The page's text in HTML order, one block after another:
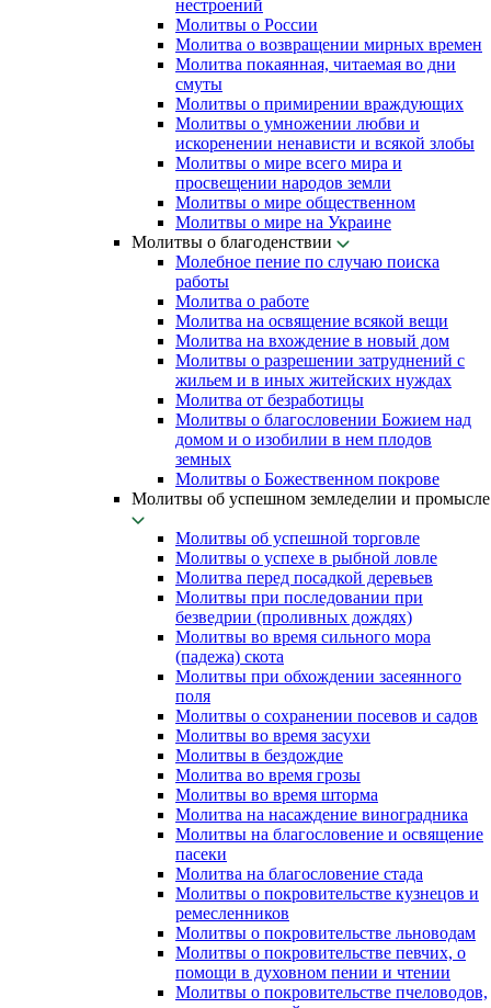
нестроений
Молитвы о России
Молитва о возвращении мирных времен
Молитва покаянная, читаемая во дни
смуты
Молитвы о примирении враждующих
Молитвы о умножении любви и
искоренении ненависти и всякой злобы
Молитвы о мире всего мира и
просвещении народов земли
Молитвы о мире общественном
Молитвы о мире на Украине
Молитвы о благоденствии
Молебное пение по случаю поиска
работы
Молитва о работе
Молитва на освящение всякой вещи
Молитва на вхождение в новый дом
Молитвы о разрешении затруднений с
жильем и в иных житейских нуждах
Молитва от безработицы
Молитвы о благословении Божием над
домом и о изобилии в нем плодов
земных
Молитвы о Божественном покрове
Молитвы об успешном земледелии и промысле
Молитвы об успешной торговле
Молитвы о успехе в рыбной ловле
Молитва перед посадкой деревьев
Молитвы при последовании при
безведрии (проливных дождях)
Молитвы во время сильного мора
(падежа) скота
Молитвы при обхождении засеянного
поля
Молитвы о сохранении посевов и садов
Молитвы во время засухи
Молитвы в бездождие
Молитва во время грозы
Молитвы во время шторма
Молитва на насаждение виноградника
Молитвы на благословение и освящение
пасеки
Молитва на благословение стада
Молитвы о покровительстве кузнецов и
ремесленников
Молитвы о покровительстве льноводам
Молитвы о покровительстве певчих, о
помощи в духовном пении и чтении
Молитвы о покровительстве пчеловодов,